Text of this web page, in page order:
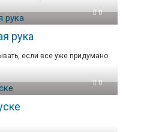
0
рука
если все уже придумано
0